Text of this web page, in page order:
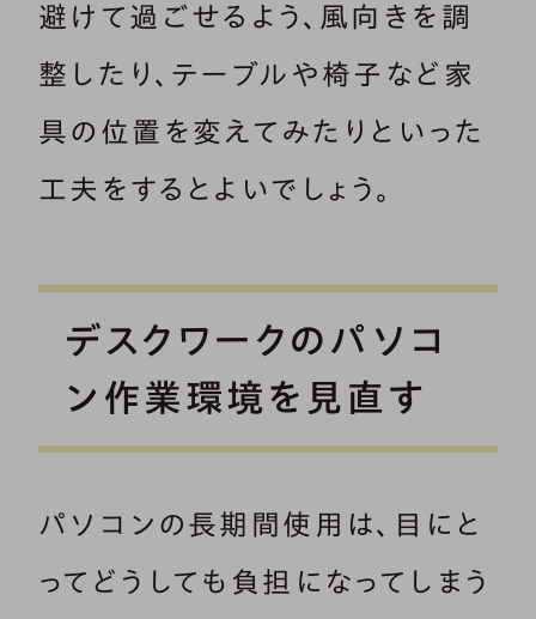
避けて過ごせるよう、風向きを調
整したり、テーブルや椅子など家
具の位置を変えてみたりといった
工夫をするとよいでしょう。
デスクワークのパソコ
ン作業環境を見直す
パソコンの長期間使用は、目にと
ってどうしても負担になってしまう